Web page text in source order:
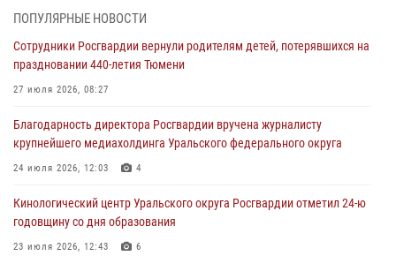
Спецназ Росгвардии провел комплексную тренировку в полевых
04 августа 2026, 06:28 4
Тюменские правоохранители провели соревнования по стрельбе
03 августа 2026, 07:35
Росгвардия противодействует БПЛА ВСУ на южном направлении
03 августа 2026, 07:29
Росгвардейцы обеспечили безопасность празднования Дня
ПОПУЛЯРНЫЕ НОВОСТИ
Сотрудники Росгвардии вернули родителям детей, потерявшихся на
праздновании 440-летия Тюмени
27 июля 2026, 08:27
Благодарность директора Росгвардии вручена журналисту
крупнейшего медиахолдинга Уральского федерального округа
24 июля 2026, 12:03 4
Кинологический центр Уральского округа Росгвардии отметил 24-ю
годовщину со дня образования
23 июля 2026, 12:43 6